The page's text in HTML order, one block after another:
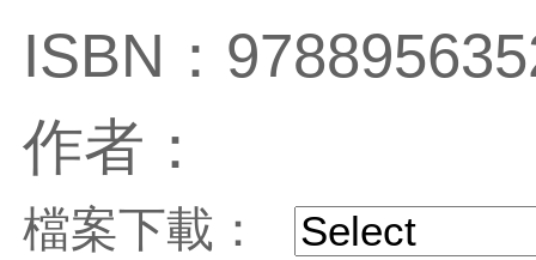
ISBN：
作者：
檔案下載：